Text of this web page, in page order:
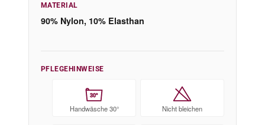
MATERIAL
90% Nylon, 10% Elasthan
PFLEGEHINWEISE
30°
Handwäsche 30° Nicht bleichen